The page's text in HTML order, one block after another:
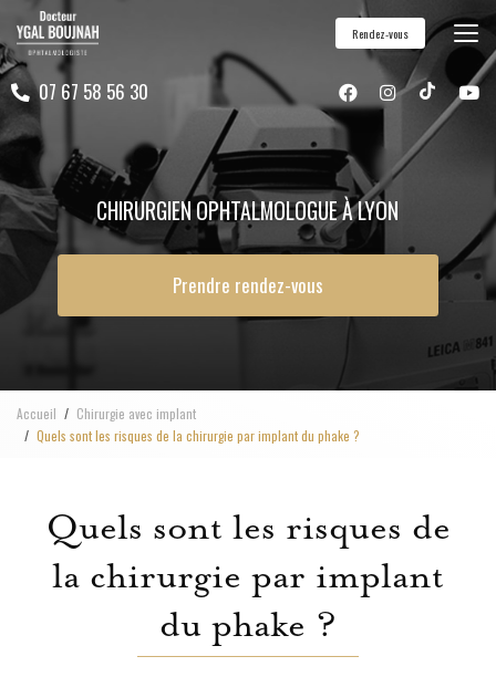
au
contenu
principal07 67 58 56 30
Rendez-vous
CHIRURGIEN OPHTALMOLOGUE À LYON
Prendre rendez-vous
Accueil
Chirurgie avec implant
Quels sont les risques de la chirurgie par implant du phake ?
Quels sont les risques de
la chirurgie par implant
du phake ?